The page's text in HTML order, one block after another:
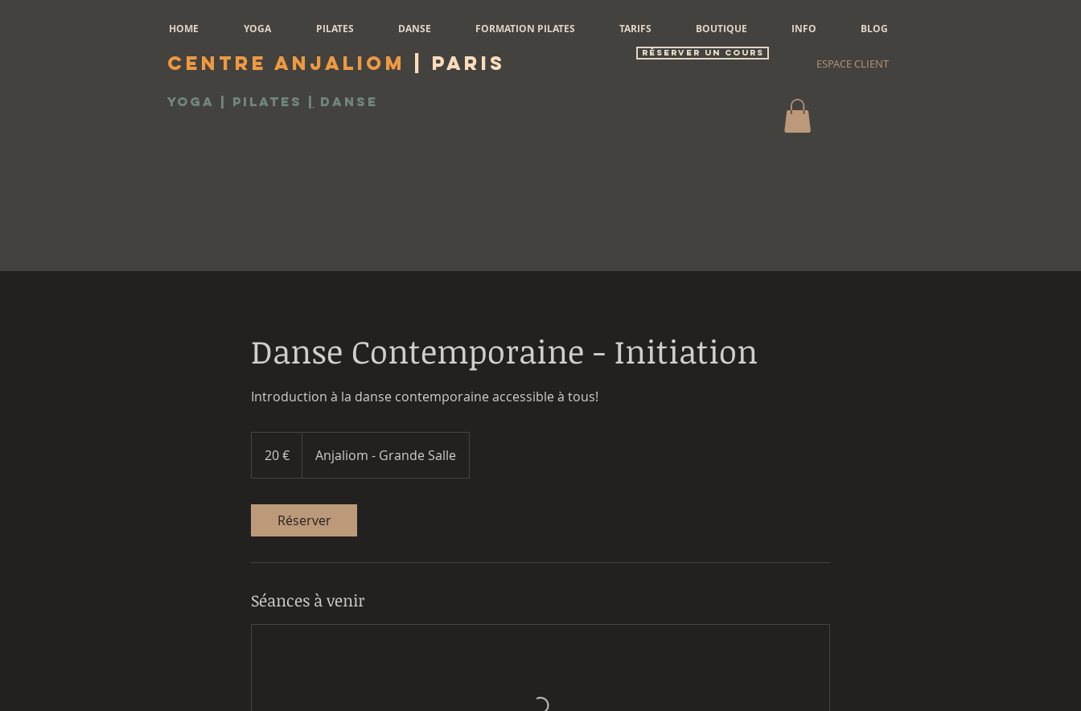
HOME YOGA PILATES DANSE FORMATION PILATES TARIFS BOUTIQUE INFO BLOG
Centre Anjaliom | Paris
Yoga | Pilates Danse
réserver un cours
ESPACE CLIENT
Danse Contemporaine - Initiation
Introduction à la danse contemporaine accessible à tous!
20 € Anjaliom - Grande Salle
Réserver
Séances à venir